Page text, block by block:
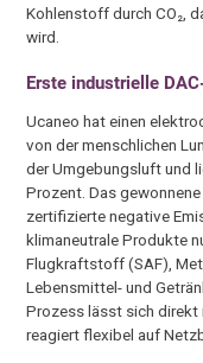
Kohlenstoff durch CO₂,
wird.
Erste industrielle
Ucaneo hat einen
von der menschlichen
der Umgebungsluft und
Prozent. Das
zertifizierte negative
klimaneutrale Produkte
Flugkraftstoff (SAF),
Lebensmittel- und
Prozess lässt sich direkt
reagiert flexibel auf